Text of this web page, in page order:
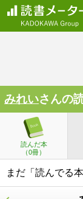
みれいさんの
読んだ本
（0冊）
まだ「読んでる